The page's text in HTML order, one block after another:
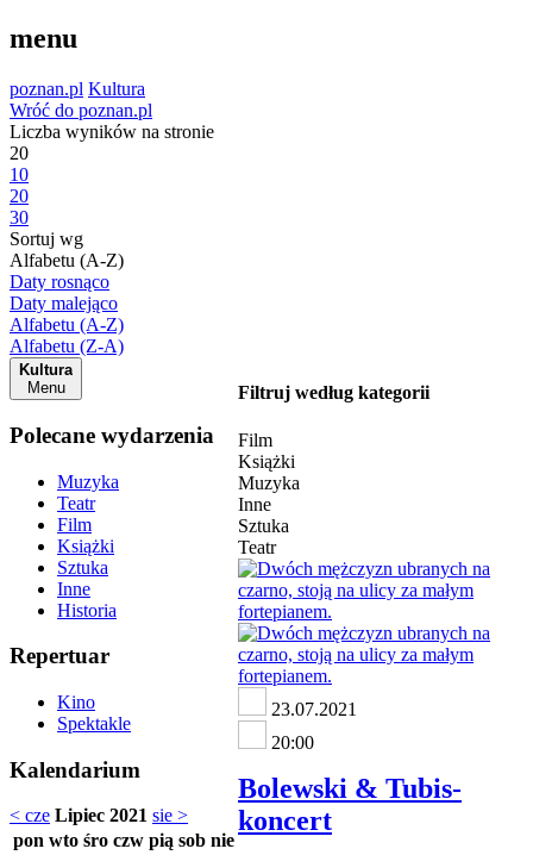
menu
poznan.pl Kultura
Wróć do poznan.pl
Liczba wyników na stronie
20
10
20
30
Sortuj wg
Alfabetu (A-Z)
Daty rosnąco
Daty malejąco
Alfabetu (A-Z)
Alfabetu (Z-A)
Kultura
Menu
Polecane wydarzenia
Muzyka
Teatr
Film
Książki
Sztuka
Inne
Historia
Repertuar
Kino
Spektakle
Kalendarium
< cze Lipiec 2021 sie >
pon wto śro czw pią sob nie
Filtruj według kategorii
Film
Książki
Muzyka
Inne
Sztuka
Teatr
23.07.2021
20:00
Bolewski & Tubis-
koncert